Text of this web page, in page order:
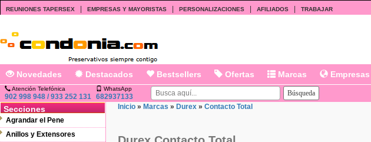
REUNIONES TAPERSEX EMPRESAS Y MAYORISTAS PERSONALIZACIONES AFILIADOS TRABAJAR
Novedades Destacados Bestsellers Ofertas Marcas Empresas
Atención Telefónica
902 998 948 / 933 252 131
WhatsApp
682937133
Secciones
Agrandar el Pene
Anillos y Extensores
Inicio » Marcas » Durex » Contacto Total